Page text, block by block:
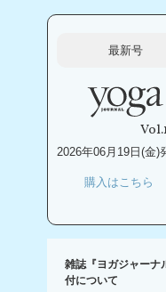
最新号
2026年06月19日(金)
購入はこちら
雑誌『ヨガジャーナ
付について